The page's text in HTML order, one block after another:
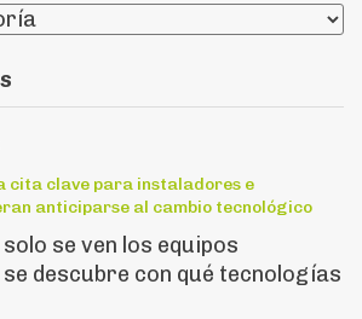
cita clave para instaladores e
anticiparse al cambio tecnológico
se ven los equipos
descubre con qué tecnologías